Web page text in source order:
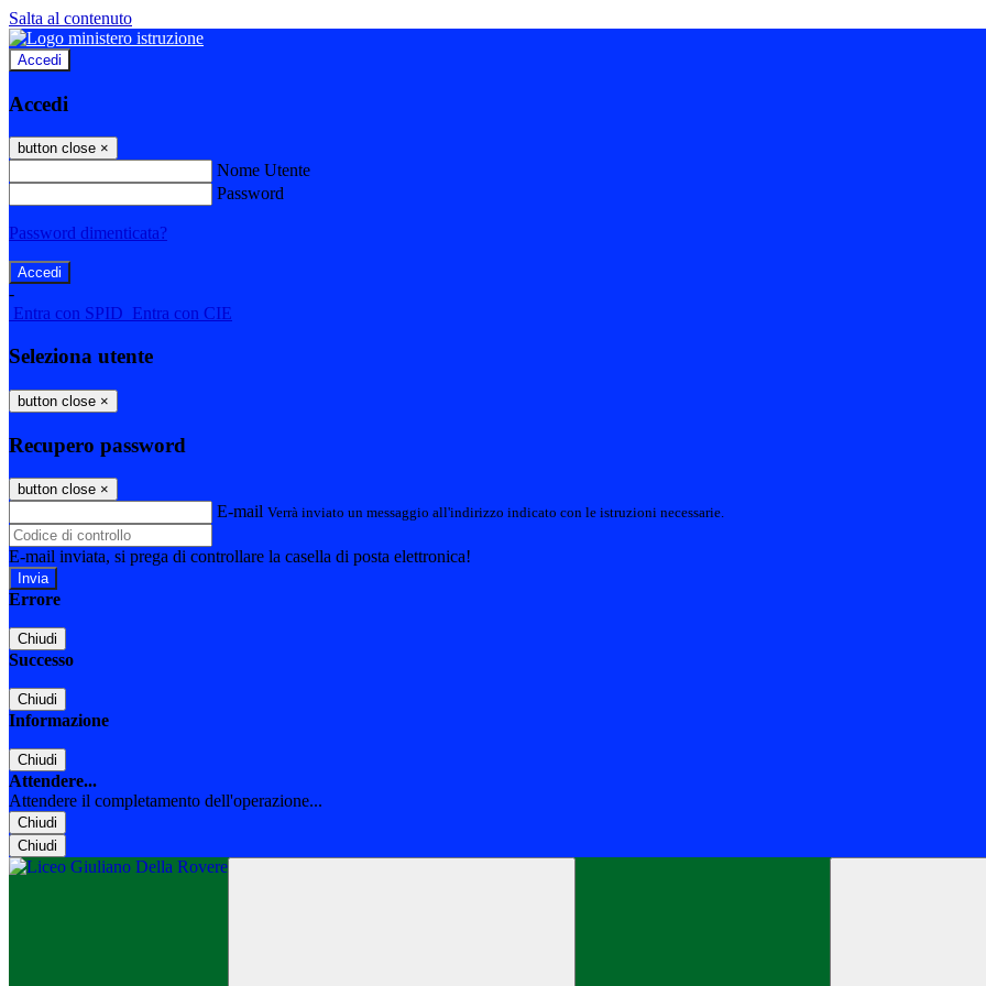
Salta al contenuto
Accedi
Accedi
button close ×
Nome Utente
Password
Password dimenticata?
-
Entra con SPID Entra con CIE
Seleziona utente
button close ×
Recupero password
button close ×
E-mail Verrà inviato un messaggio all'indirizzo indicato con le istruzioni necessarie.
E-mail inviata, si prega di controllare la casella di posta elettronica!
Errore
Chiudi
Successo
Chiudi
Informazione
Chiudi
Attendere...
Attendere il completamento dell'operazione...
Chiudi
Chiudi